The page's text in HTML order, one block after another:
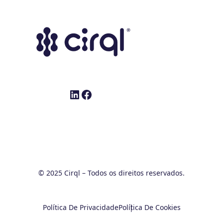
LinkedIn
Facebook
© 2025 Cirql – Todos os direitos reservados.
Política De PrivacidadePolítica De Cookies